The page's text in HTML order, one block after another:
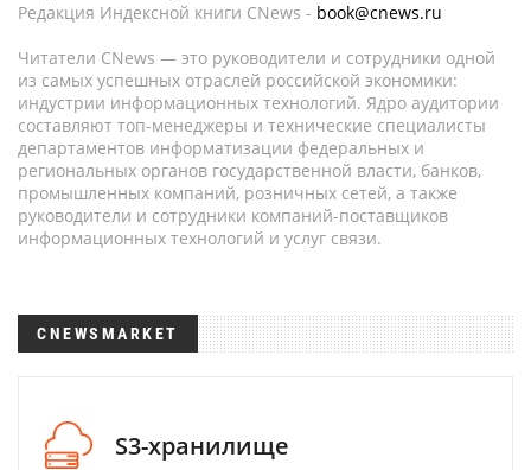
Редакция Индексной книги CNews - book@cnews.ru
Читатели CNews — это руководители и сотрудники одной
из самых успешных отраслей российской экономики:
индустрии информационных технологий. Ядро аудитории
составляют топ-менеджеры и технические специалисты
департаментов информатизации федеральных и
региональных органов государственной власти, банков,
промышленных компаний, розничных сетей, а также
руководители и сотрудники компаний-поставщиков
информационных технологий и услуг связи.
CNEWSMARKET
S3-хранилище